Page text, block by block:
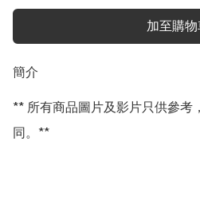
加至購
簡介
** 所有商品圖片及影片只供參考
同。**